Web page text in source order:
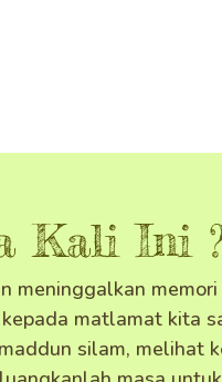
Kali Ini
meninggalkan
matlamat kita
silam, melihat